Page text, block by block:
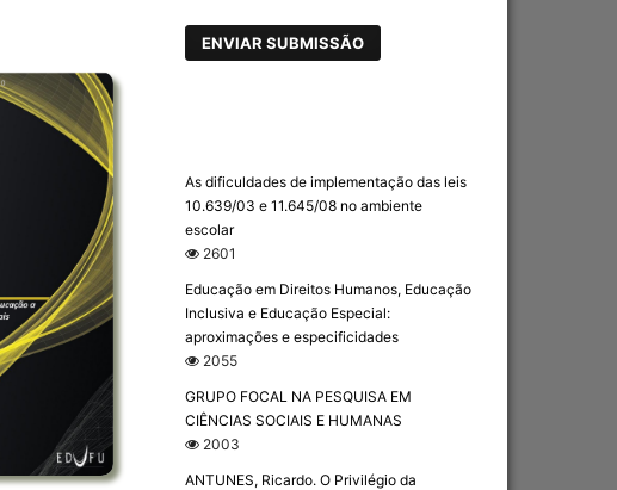
ENVIAR SUBMISSÃO
As dificuldades de implementação das leis
10.639/03 e 11.645/08 no ambiente
escolar
2601
Educação em Direitos Humanos, Educação
Inclusiva e Educação Especial:
aproximações e especificidades
2055
GRUPO FOCAL NA PESQUISA EM
CIÊNCIAS SOCIAIS E HUMANAS
2003
ANTUNES, Ricardo. O Privilégio da